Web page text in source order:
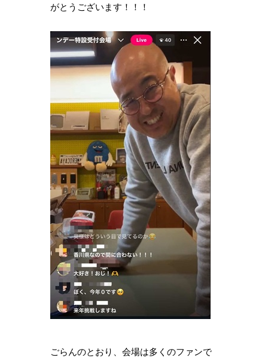
がとうございます！！！
ごらんのとおり、会場は多くのファンで